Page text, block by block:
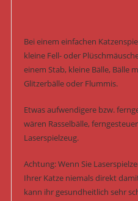
Bei einem einfachen
kleine Fell- oder
einem Stab, kleine Bälle, Bälle
Glitzerbälle oder Flummis.
Etwas aufwendigere bzw.
wären Rasselbälle,
Laserspielzeug.
Achtung: Wenn Sie
Ihrer Katze niemals direkt
kann ihr gesundheitlich sehr